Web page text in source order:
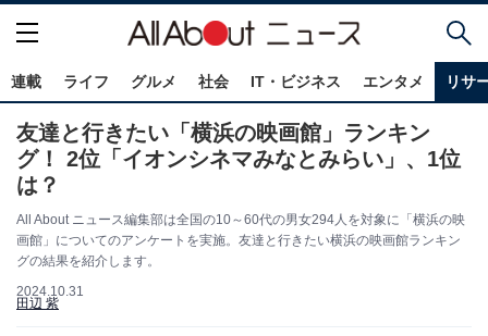
連載 ライフ グルメ 社会 IT・ビジネス エンタメ リサ
友達と行きたい「横浜の映画館」ランキン
グ！ 2位「イオンシネマみなとみらい」、1位
は？
All About ニュース編集部は全国の10～60代の男女294人を対象に「横浜の映
画館」についてのアンケートを実施。友達と行きたい横浜の映画館ランキン
グの結果を紹介します。
2024.10.31
田辺 紫